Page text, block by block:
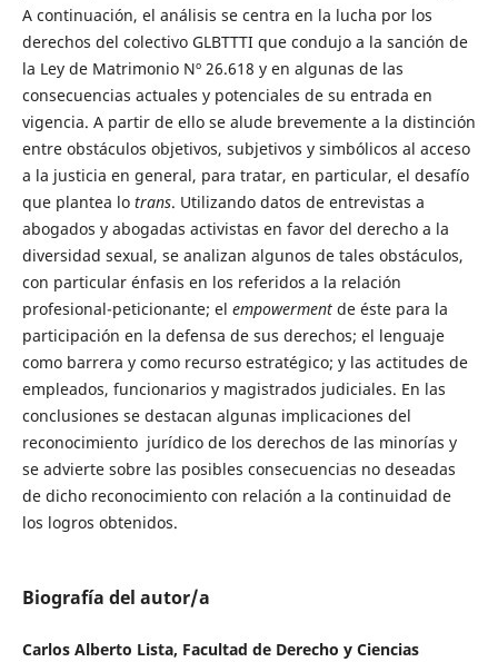
A continuación, el análisis se centra en la lucha por los
derechos del colectivo GLBTTTI que condujo a la sanción de
la Ley de Matrimonio Nº 26.618 y en algunas de las
consecuencias actuales y potenciales de su entrada en
vigencia. A partir de ello se alude brevemente a la distinción
entre obstáculos objetivos, subjetivos y simbólicos al acceso
a la justicia en general, para tratar, en particular, el desafío
que plantea lo trans. Utilizando datos de entrevistas a
abogados y abogadas activistas en favor del derecho a la
diversidad sexual, se analizan algunos de tales obstáculos,
con particular énfasis en los referidos a la relación
profesional-peticionante; el empowermentde éste para la
participación en la defensa de sus derechos; el lenguaje
como barrera y como recurso estratégico; y las actitudes de
empleados, funcionarios y magistrados judiciales. En las
conclusiones se destacan algunas implicaciones del
reconocimiento jurídico de los derechos de las minorías y
se advierte sobre las posibles consecuencias no deseadas
de dicho reconocimiento con relación a la continuidad de
los logros obtenidos.
Biografía del autor/a
Carlos Alberto Lista, Facultad de Derecho y Ciencias